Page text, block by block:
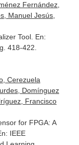
Fernández,
Manuel Jesús,
Tool. En:
418-422.
Cerezuela
Domínguez
Francisco
for FPGA: A
IEEE